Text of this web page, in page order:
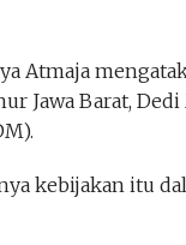
Atmaja
Jawa Barat,
kebijakan itu